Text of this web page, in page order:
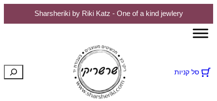
Sharsheriki by Riki Katz - One of a kind jewlery
לדלג
סל קניות חיפוש